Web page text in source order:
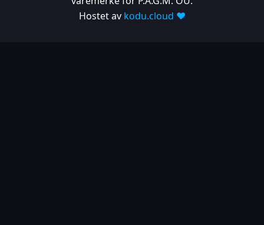
Hostet av kodu.cloud ❤️